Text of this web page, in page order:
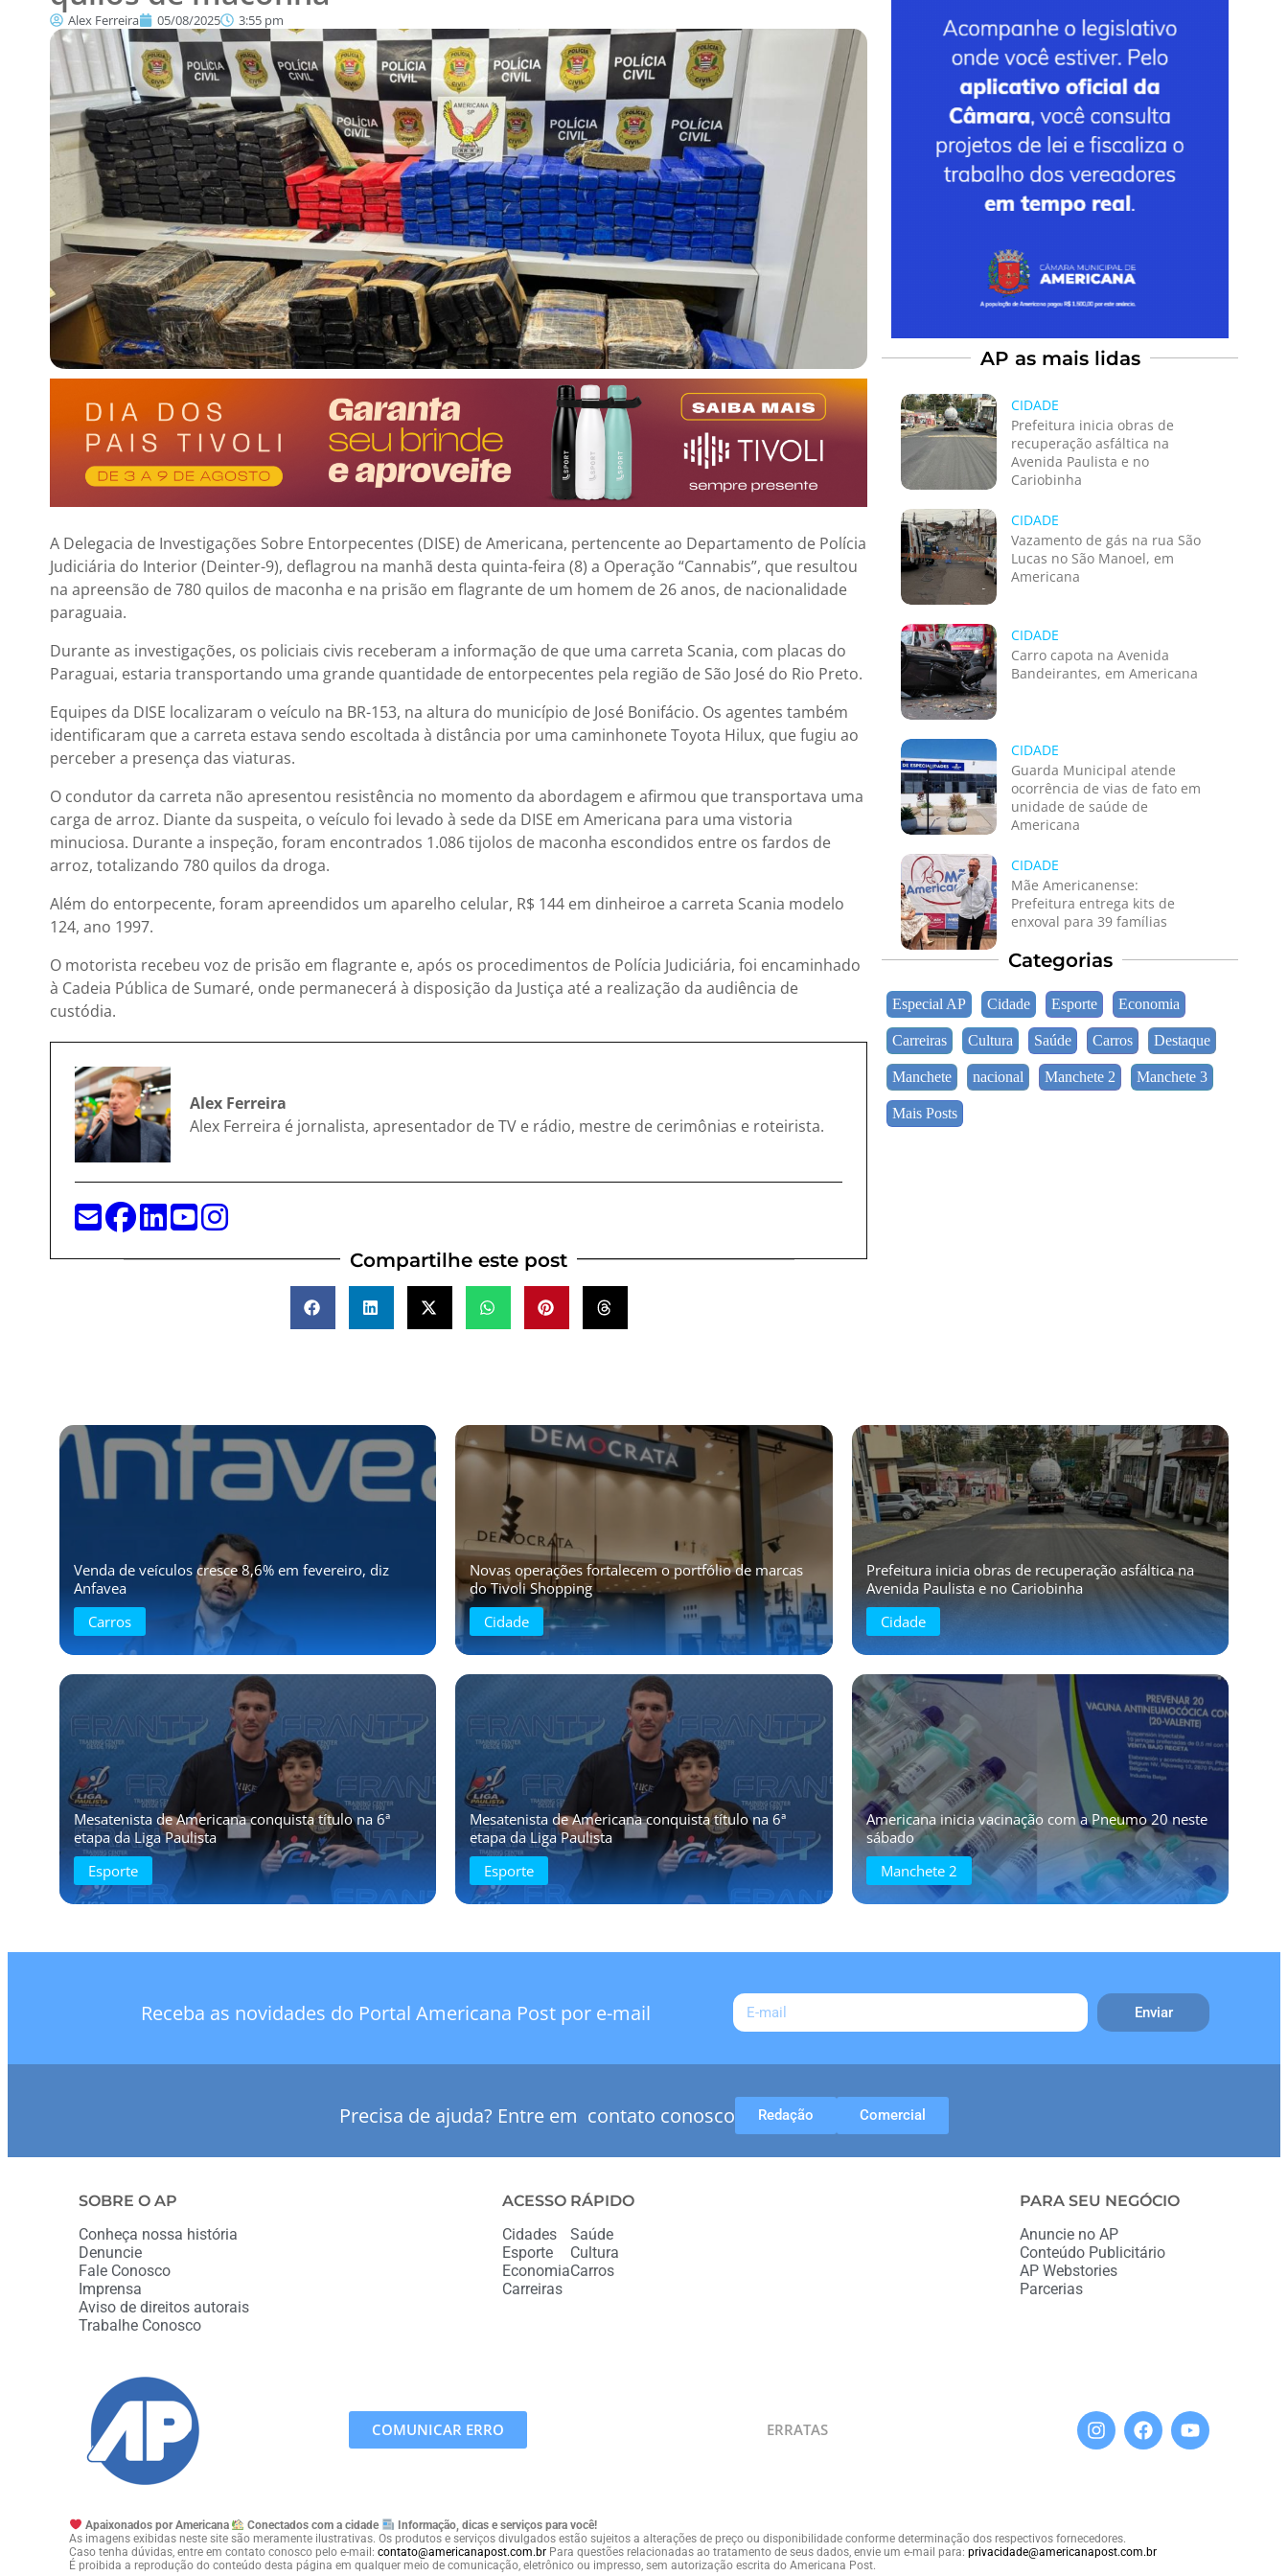
Alex Ferreira 05/08/2025 3:55 pm
A Delegacia de Investigações Sobre Entorpecentes (DISE) de Americana, pertencente ao Departamento de Polícia
Judiciária do Interior (Deinter-9), deflagrou na manhã desta quinta-feira (8) a Operação “Cannabis”, que resultou
na apreensão de 780 quilos de maconha e na prisão em flagrante de um homem de 26 anos, de nacionalidade
paraguaia.
Durante as investigações, os policiais civis receberam a informação de que uma carreta Scania, com placas do
Paraguai, estaria transportando uma grande quantidade de entorpecentes pela região de São José do Rio Preto.
Equipes da DISE localizaram o veículo na BR-153, na altura do município de José Bonifácio. Os agentes também
identificaram que a carreta estava sendo escoltada à distância por uma caminhonete Toyota Hilux, que fugiu ao
perceber a presença das viaturas.
O condutor da carreta não apresentou resistência no momento da abordagem e afirmou que transportava uma
carga de arroz. Diante da suspeita, o veículo foi levado à sede da DISE em Americana para uma vistoria
minuciosa. Durante a inspeção, foram encontrados 1.086 tijolos de maconha escondidos entre os fardos de
arroz, totalizando 780 quilos da droga.
Além do entorpecente, foram apreendidos um aparelho celular, R$ 144 em dinheiroe a carreta Scania modelo
124, ano 1997.
O motorista recebeu voz de prisão em flagrante e, após os procedimentos de Polícia Judiciária, foi encaminhado
à Cadeia Pública de Sumaré, onde permanecerá à disposição da Justiça até a realização da audiência de
custódia.
Alex Ferreira
Alex Ferreira é jornalista, apresentador de TV e rádio, mestre de cerimônias e roteirista.
Compartilhe este post
AP as mais lidas
CIDADE
Prefeitura inicia obras de
recuperação asfáltica na
Avenida Paulista e no
Cariobinha
CIDADE
Vazamento de gás na rua São
Lucas no São Manoel, em
Americana
CIDADE
Carro capota na Avenida
Bandeirantes, em Americana
CIDADE
Guarda Municipal atende
ocorrência de vias de fato em
unidade de saúde de
Americana
CIDADE
Mãe Americanense:
Prefeitura entrega kits de
enxoval para 39 famílias
Categorias
Especial AP Cidade Esporte Economia
Carreiras Cultura Saúde Carros Destaque
Manchete nacional Manchete 2 Manchete 3
Mais Posts
Venda de veículos cresce 8,6% em fevereiro, diz
Anfavea
Carros
Novas operações fortalecem o portfólio de marcas
do Tivoli Shopping
Cidade
Prefeitura inicia obras de recuperação asfáltica na
Avenida Paulista e no Cariobinha
Cidade
Mesatenista de Americana conquista título na 6ª
etapa da Liga Paulista
Esporte
Mesatenista de Americana conquista título na 6ª
etapa da Liga Paulista
Esporte
Americana inicia vacinação com a Pneumo 20 neste
sábado
Manchete 2
Receba as novidades do Portal Americana Post por e-mail Enviar
Precisa de ajuda? Entre em contato conosco Redação Comercial
SOBRE O AP
Conheça nossa história
Denuncie
Fale Conosco
Imprensa
Aviso de direitos autorais
Trabalhe Conosco
ACESSO RÁPIDO
Cidades
Esporte
Economia
Carreiras
Saúde
Cultura
Carros
PARA SEU NEGÓCIO
Anuncie no AP
Conteúdo Publicitário
AP Webstories
Parcerias
COMUNICAR ERRO ERRATAS
Apaixonados por Americana Conectados com a cidade
Informação, dicas e serviços para você!
As imagens exibidas neste site são meramente ilustrativas. Os produtos e serviços divulgados estão sujeitos a alterações de preço ou disponibilidade conforme determinação dos respectivos fornecedores.
Caso tenha dúvidas, entre em contato conosco pelo e-mail: contato@americanapost.com.br Para questões relacionadas ao tratamento de seus dados, envie um e-mail para: privacidade@americanapost.com.br
É proibida a reprodução do conteúdo desta página em qualquer meio de comunicação, eletrônico ou impresso, sem autorização escrita do Americana Post.